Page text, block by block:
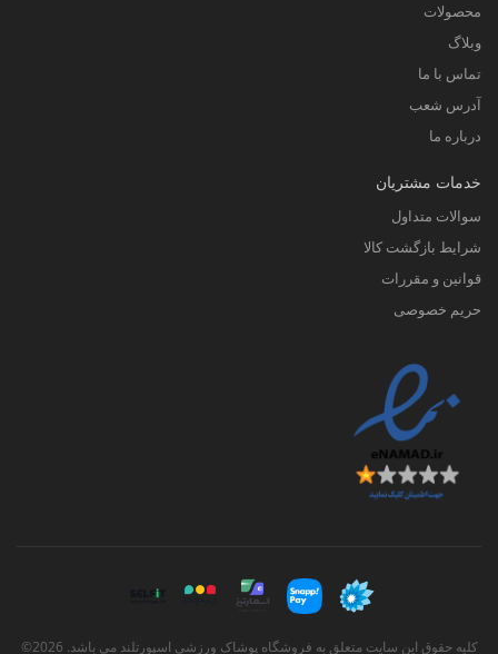
محصولات
وبلاگ
تماس با ما
آدرس شعب
درباره ما
خدمات مشتریان
سوالات متداول
شرایط بازگشت کالا
قوانین و مقررات
حریم خصوصی
کلیه حقوق این سایت متعلق به فروشگاه پوشاک ورزشی اسپورتلند می باشد. 2026©